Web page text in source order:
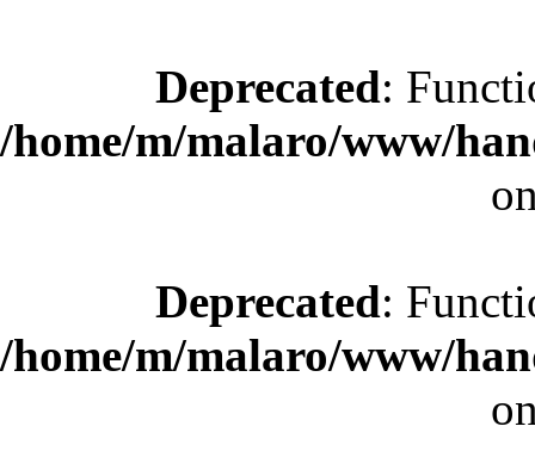
Deprecated:
/home/m/malaro/www/
Deprecated:
/home/m/malaro/www/